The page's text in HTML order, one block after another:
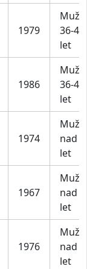
1979
Muži
36-45
let
1986
Muži
36-45
let
1974
Muži
nad
let
1967
Muži
nad
let
1976
Muži
nad
let